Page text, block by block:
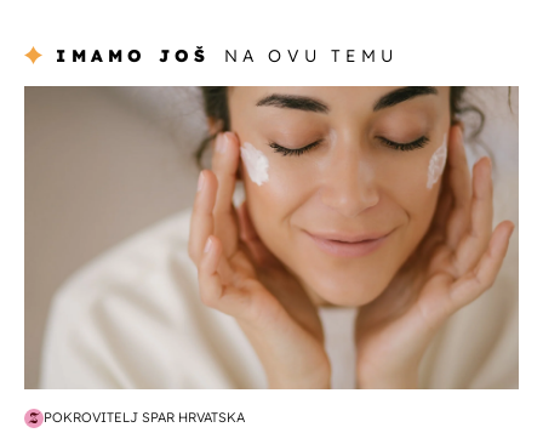
IMAMO JOŠ NA OVU TEMU
moda & ljepota
POKROVITELJ SPAR HRVATSKA